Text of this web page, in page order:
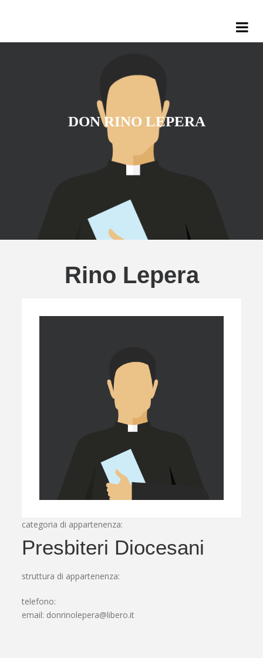
DON RINO LEPERA
Rino Lepera
categoria di appartenenza:
Presbiteri Diocesani
struttura di appartenenza:
telefono:
email: donrinolepera@libero.it